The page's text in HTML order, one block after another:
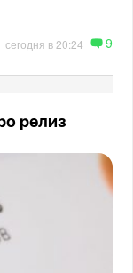
сегодня в 20:24 9
релиз